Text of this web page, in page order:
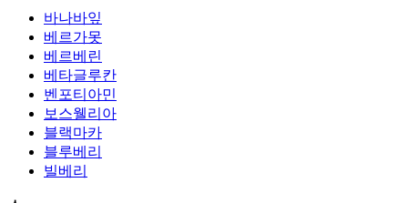
바나바잎
베르가못
베르베린
베타글루칸
벤포티아민
보스웰리아
블랙마카
블루베리
빌베리